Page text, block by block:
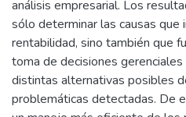
análisis empresarial. Los
sólo determinar las causas que
rentabilidad, sino también que
toma de decisiones
distintas alternativas posibles
problemáticas detectadas. De